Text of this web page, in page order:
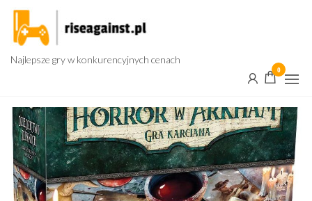
Przejdź
treści
Najlepsze gry w konkurencyjnych cenach
0